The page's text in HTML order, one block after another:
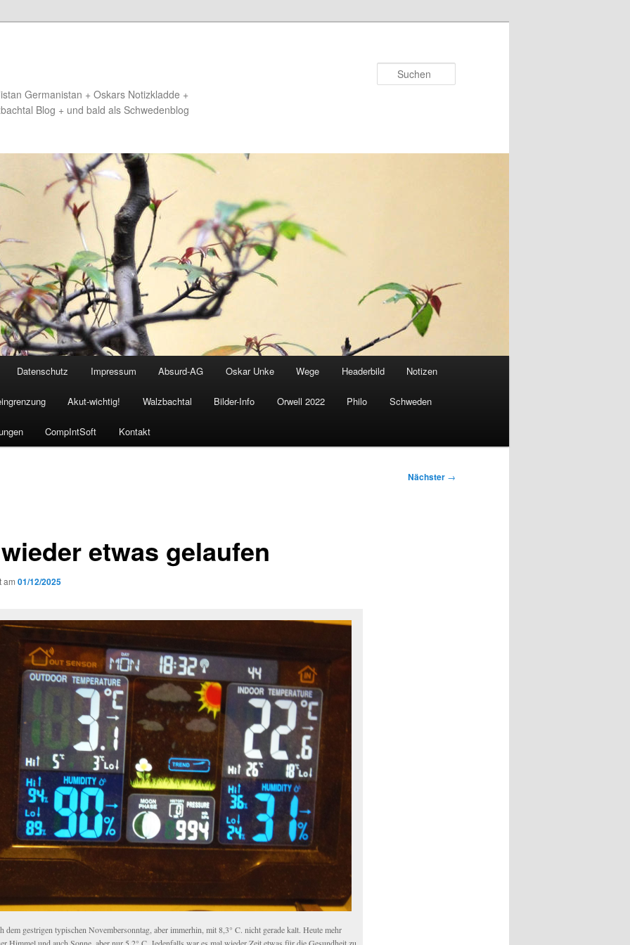
Germanistan + Oskars Notizkladde +
Blog + und bald als Schwedenblog
Datenschutz Impressum Absurd-AG Oskar Unke Wege Headerbild Notizen
Akut-wichtig! Walzbachtal Bilder-Info Orwell 2022 Philo Schweden
CompIntSoft Kontakt
Nächster →
etwas gelaufen
am 01/12/2025
dem gestrigen typischen Novembersonntag, aber immerhin, mit 8,3° C. nicht gerade kalt. Heute mehr